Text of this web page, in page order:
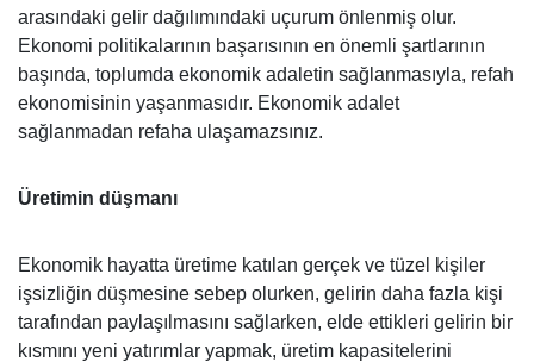
arasındaki gelir dağılımındaki uçurum önlenmiş olur.
Ekonomi politikalarının başarısının en önemli şartlarının
başında, toplumda ekonomik adaletin sağlanmasıyla, refah
ekonomisinin yaşanmasıdır. Ekonomik adalet
sağlanmadan refaha ulaşamazsınız.
Üretimin düşmanı
Ekonomik hayatta üretime katılan gerçek ve tüzel kişiler
işsizliğin düşmesine sebep olurken, gelirin daha fazla kişi
tarafından paylaşılmasını sağlarken, elde ettikleri gelirin bir
kısmını yeni yatırımlar yapmak, üretim kapasitelerini